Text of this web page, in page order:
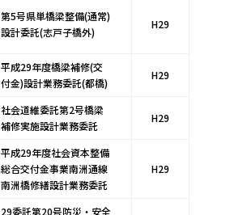
第5号県単橋梁整備(通常)
設計委託(志戸子橋外)
H29
平成29年度橋梁補修(交
付金)設計業務委託(都橋)
H29
社会道維委託第2号橋梁
補修実施設計業務委託
H29
平成29年度社会資本整備
総合交付金事業南洲通線
南洲橋修繕設計業務委託
H29
29委託第20号防災・安全